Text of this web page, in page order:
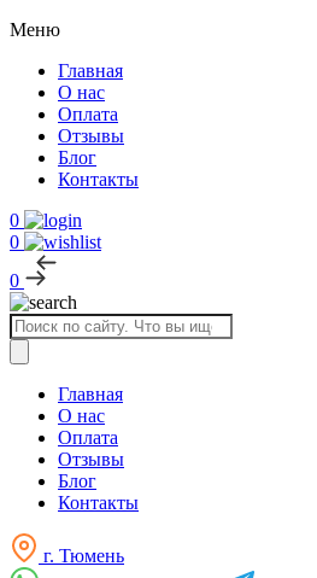
Меню
Главная
О нас
Оплата
Отзывы
Блог
Контакты
0
0
0
Поиск
товаров
Главная
О нас
Оплата
Отзывы
Блог
Контакты
г. Тюмень